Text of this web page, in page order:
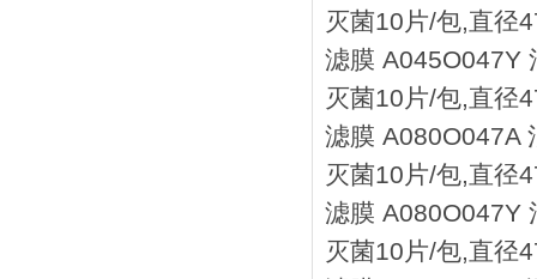
灭菌10片/包,直径
滤膜 A045O047Y
灭菌10片/包,直径
滤膜 A080O047A
灭菌10片/包,直径
滤膜 A080O047Y
灭菌10片/包,直径